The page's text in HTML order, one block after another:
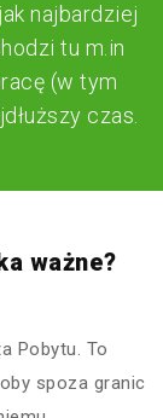
najbardziej
tu m.in
(w tym
czas.
ważne?
Pobytu. To
spoza granic